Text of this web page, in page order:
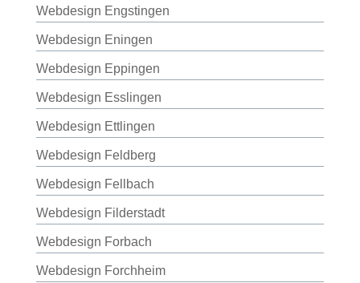
Webdesign Engstingen
Webdesign Eningen
Webdesign Eppingen
Webdesign Esslingen
Webdesign Ettlingen
Webdesign Feldberg
Webdesign Fellbach
Webdesign Filderstadt
Webdesign Forbach
Webdesign Forchheim